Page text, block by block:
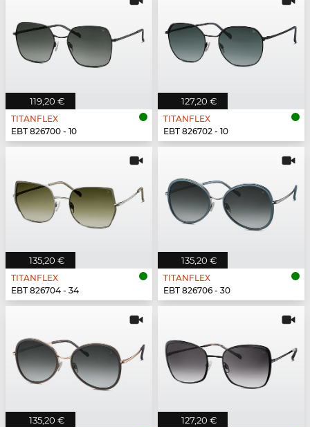
119,20 €
TITANFLEX
EBT 826700 - 10
127,20 €
TITANFLEX
EBT 826702 - 10
135,20 €
TITANFLEX
EBT 826704 - 34
135,20 €
TITANFLEX
EBT 826706 - 30
135,20 € 127,20 €